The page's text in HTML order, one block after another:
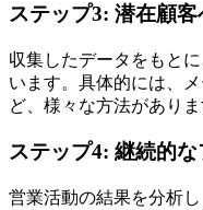
ステップ3: 潜在顧
収集したデータをもと
います。具体的には、
ど、様々な方法がありま
ステップ4: 継続的
営業活動の結果を分析